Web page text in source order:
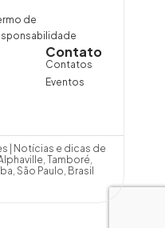
de
Contato
Contatos
Eventos
| Notícias e dicas de
Tamboré,
São Paulo, Brasil